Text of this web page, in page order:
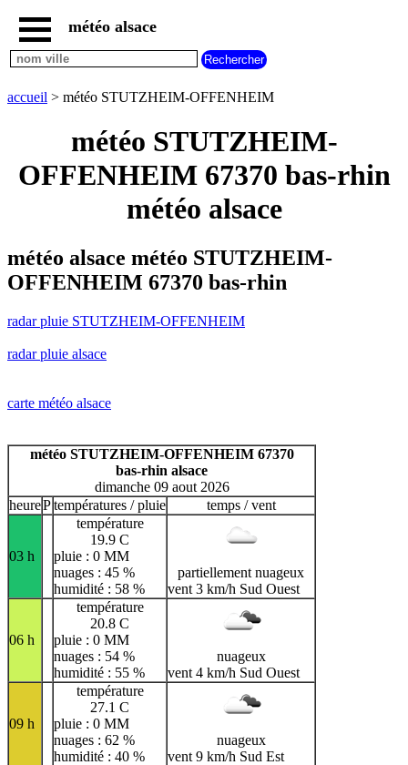
accueil
radar
STUTZHEIM-
alsace
carte
météo
france
villes
villages
commencant
A B C D E
P Q R S T
U
Z
météo alsace
accueil > météo STUTZHEIM-OFFENHEIM
météo STUTZHEIM-
OFFENHEIM 67370 bas-rhin
météo alsace
météo alsace météo STUTZHEIM-
OFFENHEIM 67370 bas-rhin
radar pluie STUTZHEIM-OFFENHEIM
radar pluie alsace
carte météo alsace
météo STUTZHEIM-OFFENHEIM 67370
bas-rhin alsace
dimanche 09 aout 2026
heurePtempératures / pluie temps / vent
03 h
température
19.9 C
pluie : 0 MM
nuages : 45 %
humidité : 58 %
partiellement nuageux
vent 3 km/h Sud Ouest
06 h
température
20.8 C
pluie : 0 MM
nuages : 54 %
humidité : 55 %
nuageux
vent 4 km/h Sud Ouest
09 h
température
27.1 C
pluie : 0 MM
nuages : 62 %
humidité : 40 %
nuageux
vent 9 km/h Sud Est